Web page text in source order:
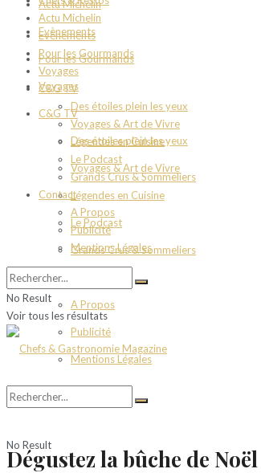
Actu Michelin
Evènements
Pour les Gourmands
Voyages
C&G TV
Des étoiles plein les yeux
Voyages & Art de Vivre
Légendes en Cuisine
Le Podcast
Grands Crus & Sommeliers
Contact
A Propos
Publicité
Mentions Légales
Actu Michelin
Evènements
Pour les Gourmands
Voyages
C&G TV
Des étoiles plein les yeux
Voyages & Art de Vivre
Légendes en Cuisine
Le Podcast
Grands Crus & Sommeliers
Contact
A Propos
Publicité
Mentions Légales
No Result
Voir tous les résultats
No Result
Dégustez la bûche de